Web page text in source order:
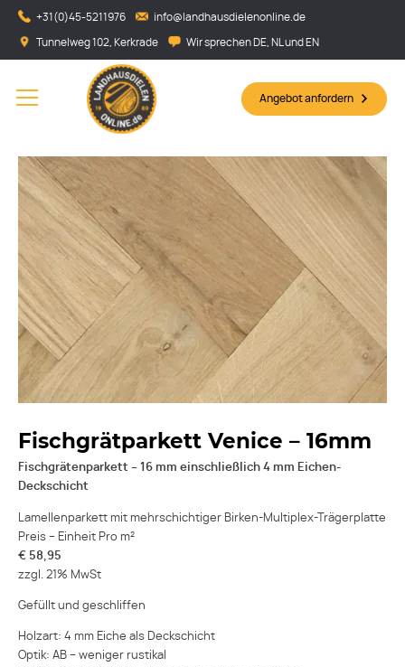
+31(0)45-5211976 info@landhausdielenonline.de
Tunnelweg 102, Kerkrade Wir sprechen DE, NL und EN
Angebot anfordern
Fischgrätparkett Venice – 16mm
Fischgrätenparkett – 16 mm einschließlich 4 mm Eichen-
Deckschicht
Lamellenparkett mit mehrschichtiger Birken-Multiplex-Trägerplatte
Preis – Einheit Pro m²
€ 58,95
zzgl. 21% MwSt
Gefüllt und geschliffen
Holzart: 4 mm Eiche als Deckschicht
Optik: AB – weniger rustikal